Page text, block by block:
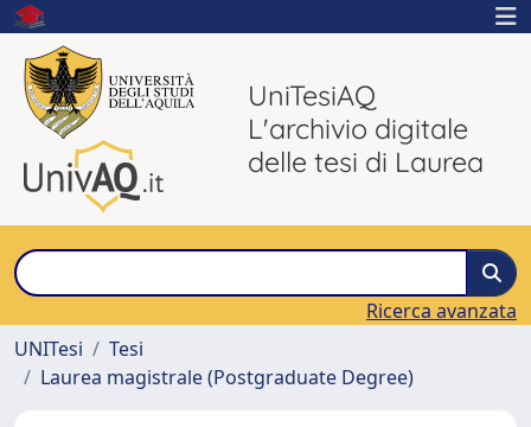
UniTesiAQ
L'archivio digitale
delle tesi di Laurea
Ricerca avanzata
UNITesi
Tesi
Laurea magistrale (Postgraduate Degree)